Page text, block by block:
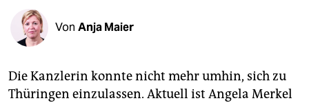
veranstaltungen
shop
unterstützen
Von Anja Maier
Die Kanzlerin konnte nicht mehr umhin, sich zu
Thüringen einzulassen. Aktuell ist Angela Merkel